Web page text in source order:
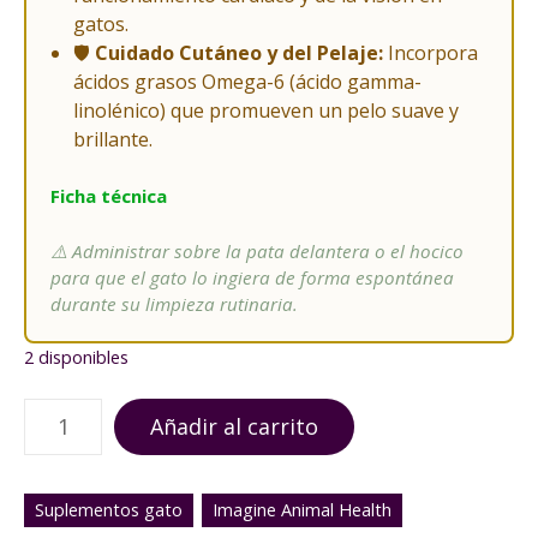
gatos.
🛡️ Cuidado Cutáneo y del Pelaje: Incorpora
ácidos grasos Omega-6 (ácido gamma-
linolénico) que promueven un pelo suave y
brillante.
Ficha técnica
⚠️ Administrar sobre la pata delantera o el hocico
para que el gato lo ingiera de forma espontánea
durante su limpieza rutinaria.
2 disponibles
i
t
Añadir al carrito
Suplementos gato Imagine Animal Health